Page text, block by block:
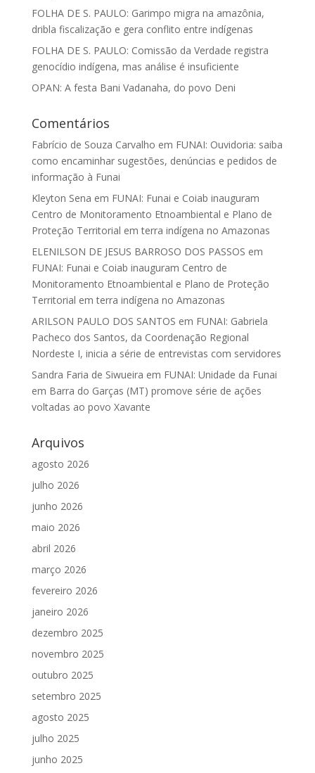
FOLHA DE S. PAULO: Garimpo migra na amazônia,
dribla fiscalização e gera conflito entre indígenas
FOLHA DE S. PAULO: Comissão da Verdade registra
genocídio indígena, mas análise é insuficiente
OPAN: A festa Bani Vadanaha, do povo Deni
Comentários
Fabrício de Souza Carvalho em FUNAI: Ouvidoria: saiba
como encaminhar sugestões, denúncias e pedidos de
informação à Funai
Kleyton Sena em FUNAI: Funai e Coiab inauguram
Centro de Monitoramento Etnoambiental e Plano de
Proteção Territorial em terra indígena no Amazonas
ELENILSON DE JESUS BARROSO DOS PASSOS em
FUNAI: Funai e Coiab inauguram Centro de
Monitoramento Etnoambiental e Plano de Proteção
Territorial em terra indígena no Amazonas
ARILSON PAULO DOS SANTOS em FUNAI: Gabriela
Pacheco dos Santos, da Coordenação Regional
Nordeste I, inicia a série de entrevistas com servidores
Sandra Faria de Siwueira em FUNAI: Unidade da Funai
em Barra do Garças (MT) promove série de ações
voltadas ao povo Xavante
Arquivos
agosto 2026
julho 2026
junho 2026
maio 2026
abril 2026
março 2026
fevereiro 2026
janeiro 2026
dezembro 2025
novembro 2025
outubro 2025
setembro 2025
agosto 2025
julho 2025
junho 2025